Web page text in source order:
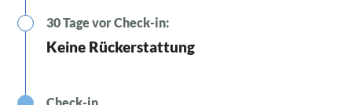
30 Tage vor Check-in:
Keine Rückerstattung
Check-in